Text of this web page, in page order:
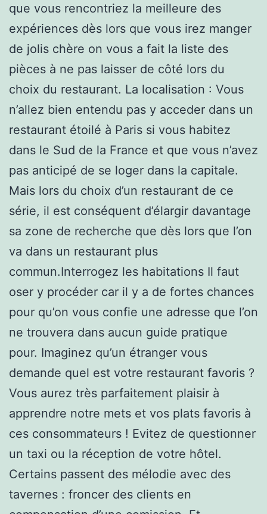
que vous rencontriez la meilleure des
expériences dès lors que vous irez manger
de jolis chère on vous a fait la liste des
pièces à ne pas laisser de côté lors du
choix du restaurant. La localisation : Vous
n’allez bien entendu pas y acceder dans un
restaurant étoilé à Paris si vous habitez
dans le Sud de la France et que vous n’avez
pas anticipé de se loger dans la capitale.
Mais lors du choix d’un restaurant de ce
série, il est conséquent d’élargir davantage
sa zone de recherche que dès lors que l’on
va dans un restaurant plus
commun.Interrogez les habitations Il faut
oser y procéder car il y a de fortes chances
pour qu’on vous confie une adresse que l’on
ne trouvera dans aucun guide pratique
pour. Imaginez qu’un étranger vous
demande quel est votre restaurant favoris ?
Vous aurez très parfaitement plaisir à
apprendre notre mets et vos plats favoris à
ces consommateurs ! Evitez de questionner
un taxi ou la réception de votre hôtel.
Certains passent des mélodie avec des
tavernes : froncer des clients en